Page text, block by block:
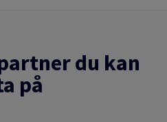
du kan
på